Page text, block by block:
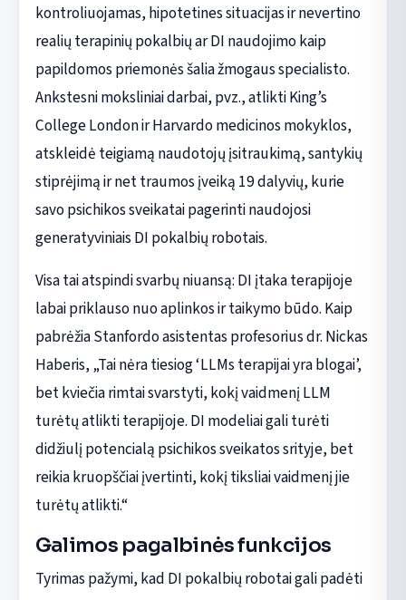
kontroliuojamas, hipotetines situacijas ir nevertino
realių terapinių pokalbių ar DI naudojimo kaip
papildomos priemonės šalia žmogaus specialisto.
Ankstesni moksliniai darbai, pvz., atlikti King’s
College London ir Harvardo medicinos mokyklos,
atskleidė teigiamą naudotojų įsitraukimą, santykių
stiprėjimą ir net traumos įveiką 19 dalyvių, kurie
savo psichikos sveikatai pagerinti naudojosi
generatyviniais DI pokalbių robotais.
Visa tai atspindi svarbų niuansą: DI įtaka terapijoje
labai priklauso nuo aplinkos ir taikymo būdo. Kaip
pabrėžia Stanfordo asistentas profesorius dr. Nickas
Haberis, „Tai nėra tiesiog ‘LLMs terapijai yra blogai’,
bet kviečia rimtai svarstyti, kokį vaidmenį LLM
turėtų atlikti terapijoje. DI modeliai gali turėti
didžiulį potencialą psichikos sveikatos srityje, bet
reikia kruopščiai įvertinti, kokį tiksliai vaidmenį jie
turėtų atlikti.“
Galimos pagalbinės funkcijos
Tyrimas pažymi, kad DI pokalbių robotai gali padėti